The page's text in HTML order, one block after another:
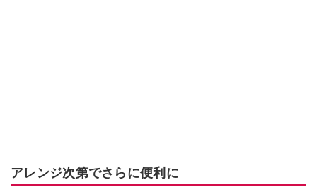
アレンジ次第でさらに便利に